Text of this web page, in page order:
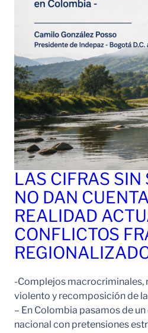
LAS CIFRAS SIN
NO DAN
REALIDAD
CONFLICTOS
-Complejos macrocriminales,
violento y recomposición de
– En Colombia pasamos de
nacional con pretensiones